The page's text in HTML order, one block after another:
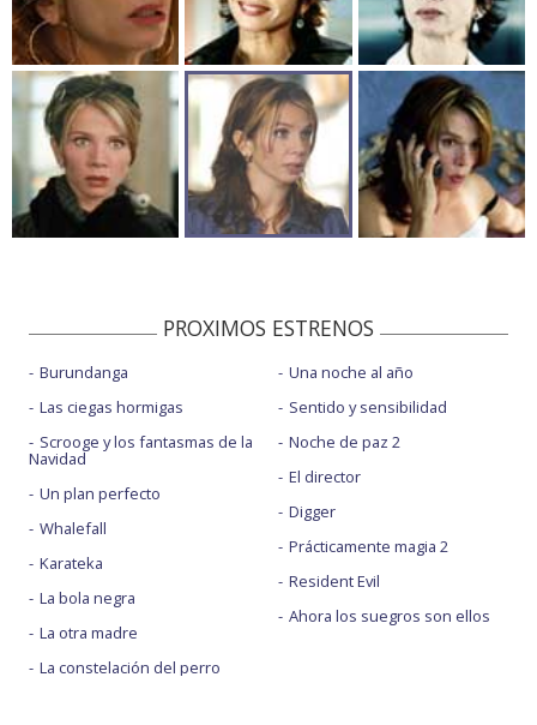
PROXIMOS ESTRENOS
Burundanga
Las ciegas hormigas
Scrooge y los fantasmas de la
Navidad
Un plan perfecto
Whalefall
Karateka
La bola negra
La otra madre
La constelación del perro
Una noche al año
Sentido y sensibilidad
Noche de paz 2
El director
Digger
Prácticamente magia 2
Resident Evil
Ahora los suegros son ellos